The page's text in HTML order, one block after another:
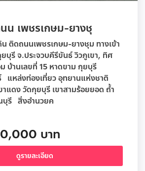
น เพชรเกษม-ยางชุ
ติดถนนเพชรเกษม-ยางชุม ทางเข้า
บุรี จ.ประจวบคีรีขันธ์ วิวภูเขา, ทิศ
บ้านเลขที่ 15 หาดขาม กุยบุรี
แหล่งท่องเที่ยว อุทยานแห่งชาติ
แดง วัดกุยบุรี เขาสามร้อยยอด ถ้ำ
บุรี สิ่งอำนวยค
บาท
ดูรายละเอียด